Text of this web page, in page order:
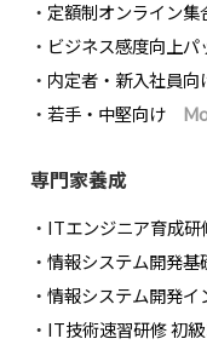
定額制オンライン集
ビジネス感度向上パ
内定者・新入社員向
若手・中堅向け
専門家養成
ITエンジニア育成研
情報システム開発基
情報システム開発イ
IT技術速習研修 初